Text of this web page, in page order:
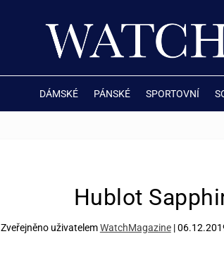
DÁMSKÉ PÁNSKÉ SPORTOVNÍ
Hublot
Zveřejněno uživatelemWatchMagazine|